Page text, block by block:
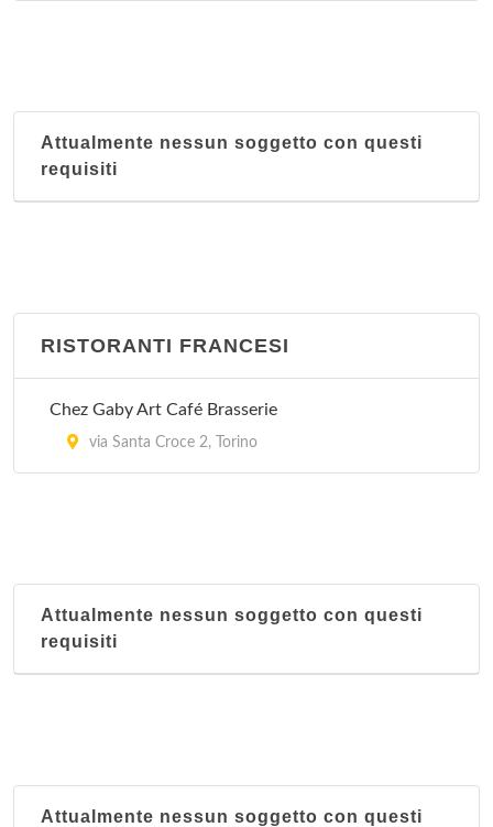
Attualmente nessun soggetto con questi
requisiti
RISTORANTI FRANCESI
Chez Gaby Art Café Brasserie
via Santa Croce 2, Torino
Attualmente nessun soggetto con questi
requisiti
Attualmente nessun soggetto con questi